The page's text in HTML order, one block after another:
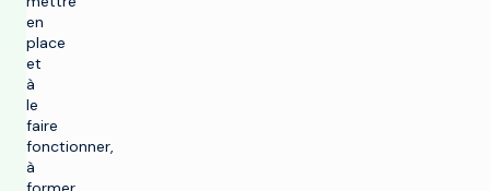
en
place
et
à
le
faire
fonctionner,
à